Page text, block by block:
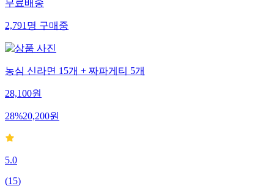
무료배송
2,791명구매중
농심 신라면 15개 + 짜파게티 5개
28,100원
28%20,200원
5.0